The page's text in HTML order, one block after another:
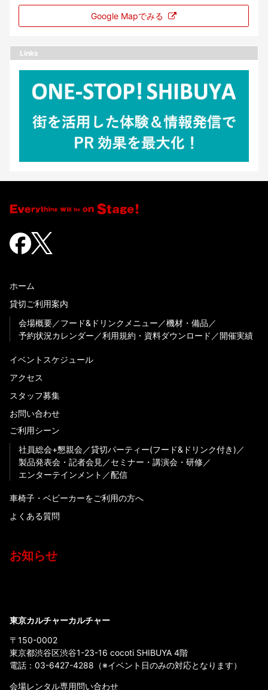
Google Mapでみる
Links
ホーム
貸切ご利用案内
会場概要
フード&ドリンクメニュー
機材・備品
予約状況カレンダー
利用規約・資料ダウンロード 開催実績
イベントスケジュール
アクセス
スタッフ募集
お問い合わせ
ご利用シーン
社員総会+懇親会
貸切パーティー(フード&ドリンク付き)
製品発表会・記者会見
セミナー・講演会・研修
エンターテインメント
配信
車椅子・ベビーカーをご利用の方へ
よくある質問
お知らせ
東京カルチャーカルチャー
〒150-0002
東京都渋谷区渋谷1-23-16 cocoti SHIBUYA 4階
電話： 03-6427-4288 （※イベント日のみの対応となります）
会場レンタル専用問い合わせ